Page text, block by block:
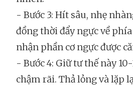
- Bước 3: Hít sâu, nhẹ
đồng thời đẩy ngực về
nhận phần cơ ngực được
- Bước 4: Giữ tư thế này
chậm rãi. Thả lỏng và lặp